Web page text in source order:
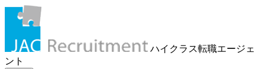
ハイクラス転職エージェ
ント